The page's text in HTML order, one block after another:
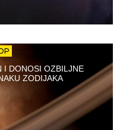
I DONOSI OZBILJNE
ZODIJAKA